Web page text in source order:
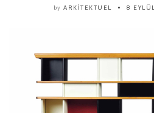
by ARKITEKTUEL 8